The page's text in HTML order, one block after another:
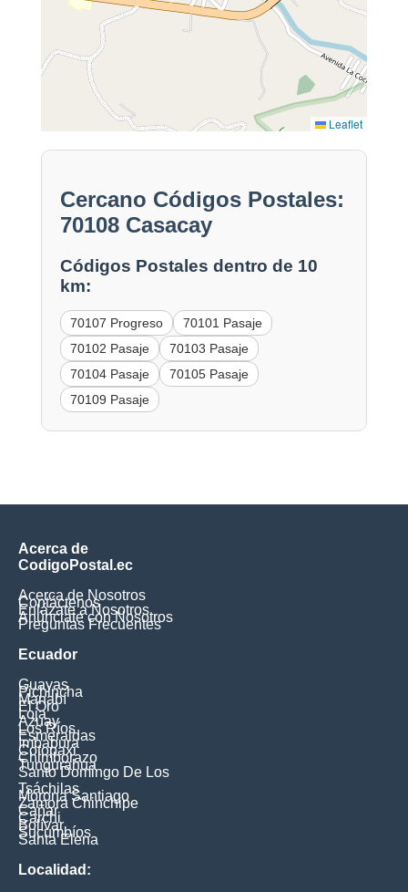
Leaflet
Cercano Códigos Postales:
70108 Casacay
Códigos Postales dentro de 10
km:
70107 Progreso
70101 Pasaje
70102 Pasaje
70103 Pasaje
70104 Pasaje
70105 Pasaje
70109 Pasaje
Acerca de
CodigoPostal.ec
Acerca de Nosotros
Contáctenos
Enlázate a Nosotros
Anúnciate con Nosotros
Preguntas Frecuentes
Ecuador
Guayas
Pichincha
Manabí
El Oro
Loja
Azuay
Los Ríos
Esmeraldas
Imbabura
Cotopaxi
Chimborazo
Tungurahua
Santo Domingo De Los
Tsáchilas
Morona Santiago
Zamora Chinchipe
Cañar
Carchi
Bolívar
Sucumbíos
Santa Elena
Localidad: